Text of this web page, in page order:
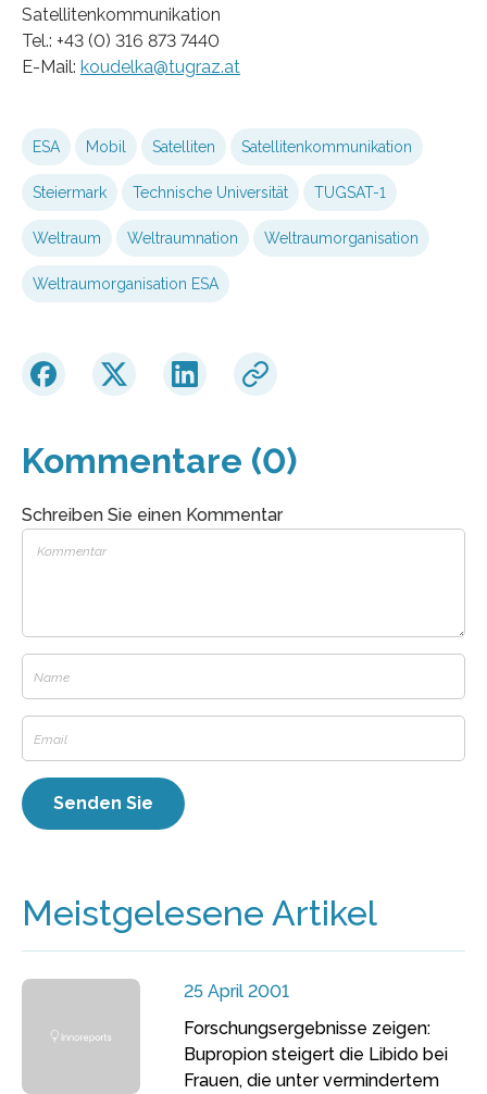
Satellitenkommunikation
Tel.: +43 (0) 316 873 7440
E-Mail: koudelka@tugraz.at
ESA Mobil Satelliten Satellitenkommunikation
Steiermark Technische Universität TUGSAT-1
Weltraum Weltraumnation Weltraumorganisation
Weltraumorganisation ESA
Kommentare (0)
Schreiben Sie einen Kommentar
Meistgelesene Artikel
25 April 2001
Forschungsergebnisse zeigen:
Bupropion steigert die Libido bei
Frauen, die unter vermindertem